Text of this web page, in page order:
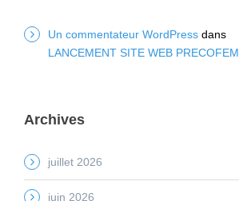
Un commentateur WordPress dans
LANCEMENT SITE WEB PRECOFEM
Archives
juillet 2026
juin 2026